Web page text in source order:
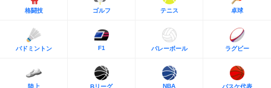
格闘技 ゴルフ テニス 卓球
バドミントン F1 バレーボール ラグビー
陸上 Bリーグ NBA バスケ代表